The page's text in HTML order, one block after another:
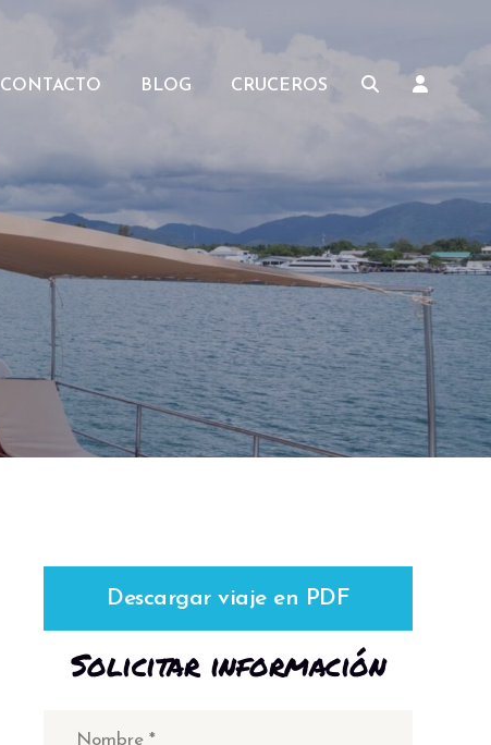
CONTACTO BLOG CRUCEROS
Descargar viaje en PDF
Solicitar información